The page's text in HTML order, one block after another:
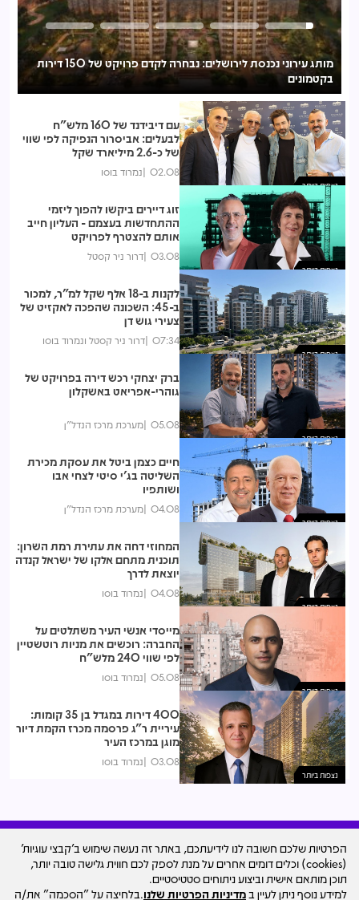
מותג עירוני נכנסת לירושלים: נבחרה לקדם פרויקט של 150 דירות
בקטמונים
נצפות ביותר
עם דיבידנד של 160 מלש"ח
לבעלים: אביסרור הנפיקה לפי שווי
של כ-2.6 מיליארד שקל
02.08 נמרוד בוסו
נצפות ביותר
זוג דיירים ביקשו להפוך ליזמי
ההתחדשות בעצמם - העליון חייב
אותם להצטרף לפרויקט
03.08 דרור ניר קסטל
נצפות ביותר
לקנות ב-18 אלף שקל למ"ר, למכור
ב-45: השכונה שהפכה לאקזיט של
צעירי גוש דן
07:34 דרור ניר קסטל ונמרוד בוסו
נצפות ביותר
ברק יצחקי רכש דירה בפרויקט של
גוהרי-אפריאט באשקלון
05.08 מערכת מרכז הנדל"ן
נצפות ביותר
חיים כצמן ביטל את עסקת מכירת
השליטה בג'י סיטי לצחי אבו
ושותפיו
04.08 מערכת מרכז הנדל"ן
נצפות ביותר
המחוזי דחה את עתירת רמת השרון:
תוכנית מתחם אלקו של ישראל קנדה
יוצאת לדרך
04.08 נמרוד בוסו
נצפות ביותר
מייסדי אנשי העיר משתלטים על
החברה: רוכשים את מניות רוטשטיין
לפי שווי 240 מלש"ח
05.08 נמרוד בוסו
נצפות ביותר
400 דירות במגדל בן 35 קומות:
עיריית ר"ג פרסמה מכרז הקמת דיור
מוגן במרכז העיר
03.08 נמרוד בוסו
עיצוב האתר
© כל הזכויות שמורות למרכז הנדל"ן ישראל - סקאלה
הפרטיות שלכם חשובה לנו לידיעתכם, באתר זה נעשה שימוש ב'קבצי עוגיות'
(cookies) וכלים דומים אחרים על מנת לספק לכם חווית גלישה טובה יותר,
תוכן מותאם אישית וביצוע ניתוחים סטטיסטיים.
למידע נוסף ניתן לעיין במדיניות הפרטיות שלנו.בלחיצה על "הסכמה" את/ה